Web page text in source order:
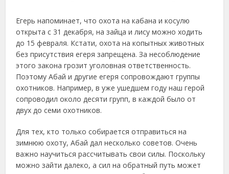
Егерь напоминает, что охота на кабана и косулю
открыта с 31 декабря, на зайца и лису можно ходить
до 15 февраля. Кстати, охота на копытных животных
без присутствия егеря запрещена. За несоблюдение
этого закона грозит уголовная ответственность.
Поэтому Абай и другие егеря сопровождают группы
охотников. Например, в уже ушедшем году наш герой
сопроводил около десяти групп, в каждой было от
двух до семи охотников.
Для тех, кто только собирается отправиться на
зимнюю охоту, Абай дал несколько советов. Очень
важно научиться рассчитывать свои силы. Поскольку
можно зайти далеко, а сил на обратный путь может